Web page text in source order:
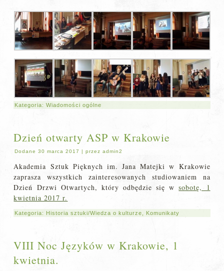
Kategoria:Wiadomości ogólne
Dzień otwarty ASP w Krakowie
Dodane 30 marca 2017 |przez admin2
Akademia Sztuk Pięknych im. Jana Matejki w Krakowie
zaprasza wszystkich zainteresowanych studiowaniem na
Dzień Drzwi Otwartych, który odbędzie się wsobotę, 1
kwietnia 2017 r.
Kategoria: Historia sztuki/Wiedza o kulturze Komunikaty
VIII Noc Języków w Krakowie, 1
kwietnia.